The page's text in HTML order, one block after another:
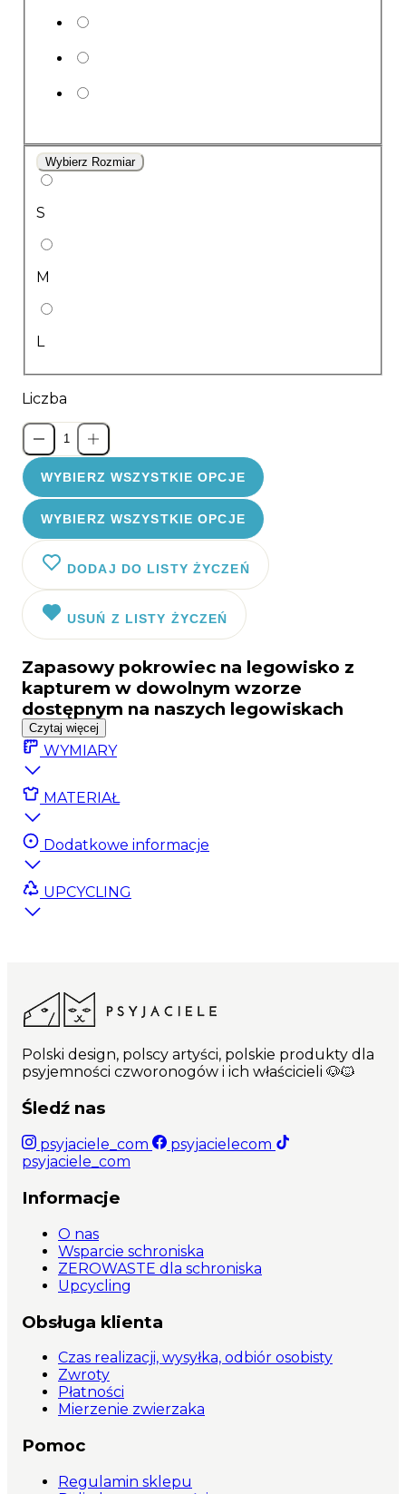
Wybierz Rozmiar
S
M
L
Liczba
WYBIERZ WSZYSTKIE OPCJE
WYBIERZ WSZYSTKIE OPCJE
DODAJ DO LISTY ŻYCZEŃ
USUŃ Z LISTY ŻYCZEŃ
Zapasowy pokrowiec na legowisko z
kapturem w dowolnym wzorze
dostępnym na naszych legowiskach
Lubicie zmieniać wystrój mieszkania, a nie chcecie
kupować nowego legowiska? Często pierzecie
pokrowiec i wtedy wasz zwierzak nie ma na czym
spać? Przybywamy z pomocą!
ponton. Wystarczy wybrać dowolny wzór i
rozmiar.
Dostępne pokrowce wysyłamy od ręki. W
przypadku braku rozmiaru wybranego wariantu
Czytaj więcej
WYMIARY
MATERIAŁ
Dodatkowe informacje
UPCYCLING
Polski design, polscy artyści, polskie produkty dla
psyjemności czworonogów i ich właścicieli 🐶🐱
Śledź nas
psyjaciele_com
psyjacielecom
psyjaciele_com
Informacje
O nas
Wsparcie schroniska
ZEROWASTE dla schroniska
Upcycling
Obsługa klienta
Czas realizacji, wysyłka, odbiór osobisty
Zwroty
Płatności
Mierzenie zwierzaka
Pomoc
Regulamin sklepu